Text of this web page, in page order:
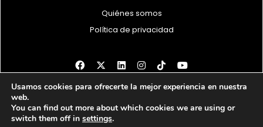
Quiénes somos
Política de privacidad
Usamos cookies para ofrecerte la mejor experiencia en nuestra
web.
You can find out more about which cookies we are using or
switch them off in settings.